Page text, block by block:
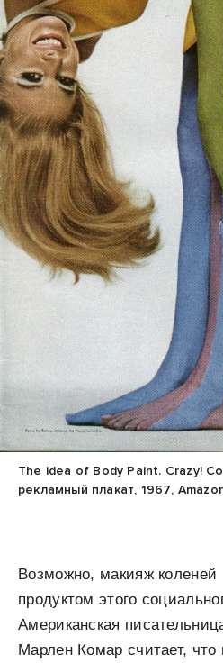
The idea of Body Paint. Crazy!
рекламный плакат, 1967,
Возможно, макияж
продуктом этого
Американская
Марлен Комар считает,